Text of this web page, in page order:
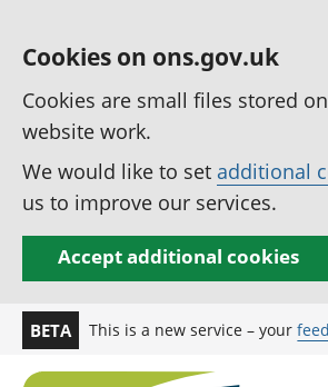
Cookies on ons.gov.uk
Cookies are small files stored
website work.
We would like to set additional
us to improve our services.
Accept additional cookies
BETA This is a new service – your